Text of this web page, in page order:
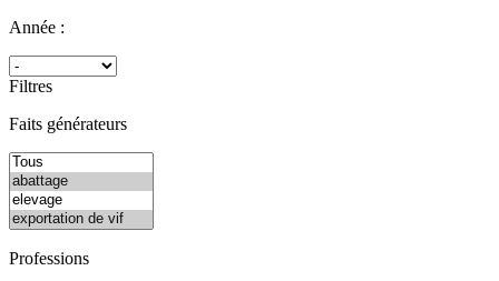
Année :
Filtres
Faits générateurs
Professions